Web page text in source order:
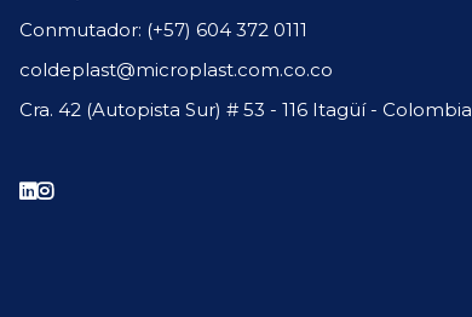
Conmutador: (+57) 604 372 0111
coldeplast@microplast.com.co.co
Cra. 42 (Autopista Sur) # 53 - 116 Itagüí - Colombia